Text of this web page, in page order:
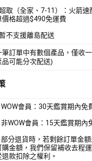
取（全家、7-11）：火箭速
價格超過$490免運費
不支援離島配送
筆訂單中有數個產品，僅收
品可能分次配送)
會員：30天鑑賞期內免
WOW會員：15天鑑賞期內
分退貨時，若剩餘訂單金
購金額，我們保留補收去程
退款扣除之權利。